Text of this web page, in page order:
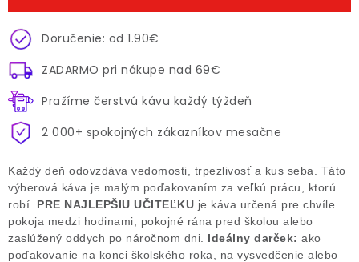
Každý deň odovzdáva vedomosti, trpezlivosť a kus seba. Táto
výberová káva je malým poďakovaním za veľkú prácu, ktorú
robí. PRE NAJLEPŠIU UČITEĽKU je káva určená pre chvíle
pokoja medzi hodinami, pokojné rána pred školou alebo
zaslúžený oddych po náročnom dni. Ideálny darček: ako
poďakovanie na konci školského roka, na vysvedčenie alebo
Doručenie: od 1.90€
ZADARMO pri nákupe nad 69€
Pražíme čerstvú kávu každý týždeň
2 000+ spokojných zákazníkov mesačne